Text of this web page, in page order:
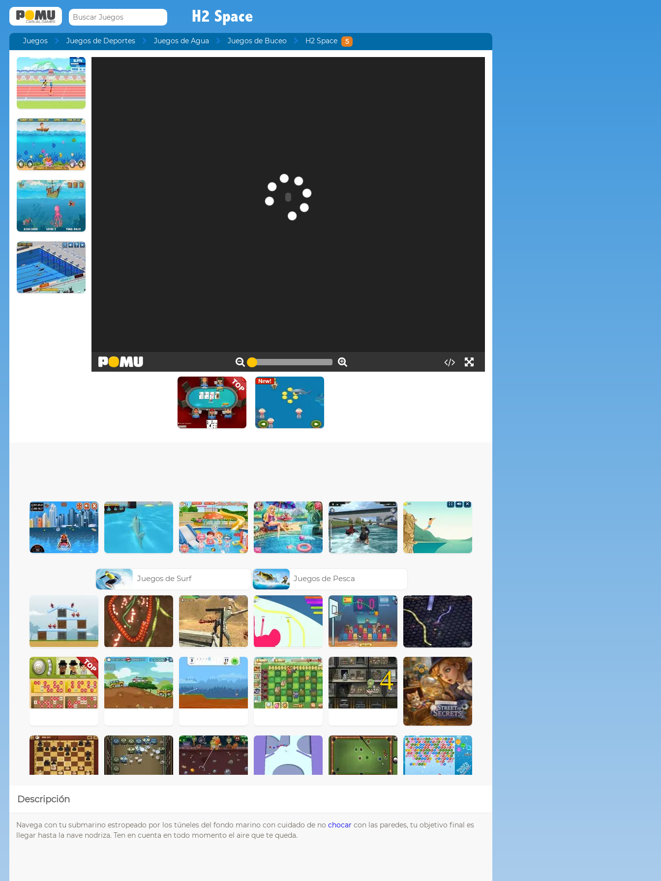
H2 Space
Juegos Juegos de Deportes Juegos de Agua Juegos de Buceo H2 Space 5
Juegos de Surf Juegos de Pesca
4
Descripción
Navega con tu submarino estropeado por los túneles del fondo marino con cuidado de no chocar con las paredes, tu objetivo final es
llegar hasta la nave nodriza. Ten en cuenta en todo momento el aire que te queda.